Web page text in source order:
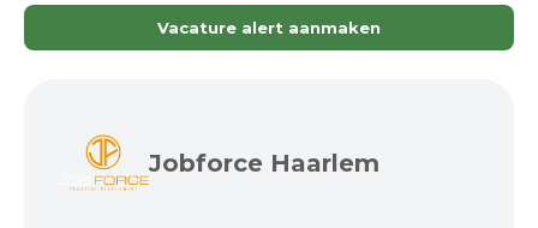
Vacature alert aanmaken
Jobforce Haarlem